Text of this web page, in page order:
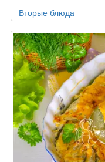
Вторые блюда